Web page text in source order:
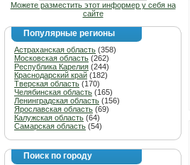
Можете разместить этот информер у себя на
сайте
Популярные регионы
Астраханская область (358)
Московская область (262)
Республика Карелия (244)
Краснодарский край (182)
Тверская область (170)
Челябинская область (165)
Ленинградская область (156)
Ярославская область (69)
Калужская область (64)
Самарская область (54)
Поиск по городу